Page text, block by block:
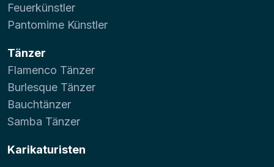
Feuerkünstler
Pantomime Künstler
Tänzer
Flamenco Tänzer
Burlesque Tänzer
Bauchtänzer
Samba Tänzer
Karikaturisten